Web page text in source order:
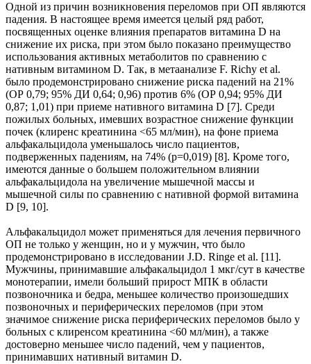
Одной из причин возникновения переломов при ОП являются
падения. В настоящее время имеется целый ряд работ,
посвященных оценке влияния препаратов витамина D на
снижение их риска, при этом было показано преимущество
использования активных метаболитов по сравнению с
нативным витамином D. Так, в метаанализе F. Richy еt al.
было продемонстрировано снижение риска падений на 21%
(ОР 0,79; 95% ДИ 0,64; 0,96) против 6% (ОР 0,94; 95% ДИ
0,87; 1,01) при приеме нативного витамина D [7]. Среди
пожилых больных, имевших возрастное снижение функции
почек (клиренс креатинина <65 мл/мин), на фоне приема
альфакальцидола уменьшалось число пациентов,
подверженных падениям, на 74% (р=0,019) [8]. Кроме того,
имеются данные о большем положительном влиянии
альфакальцидола на увеличение мышечной массы и
мышечной силы по сравнению с нативной формой витамина
D [9, 10].
Альфакальцидол может применяться для лечения первичного
ОП не только у женщин, но и у мужчин, что было
продемонстрировано в исследовании J.D. Ringe еt al. [11].
Мужчины, принимавшие альфакальцидол 1 мкг/сут в качестве
монотерапии, имели больший прирост МПК в области
позвоночника и бедра, меньшее количество произошедших
позвоночных и периферических переломов (при этом
значимое снижение риска периферических переломов было у
больных с клиренсом креатинина <60 мл/мин), а также
достоверно меньшее число падений, чем у пациентов,
принимавших нативный витамин D.